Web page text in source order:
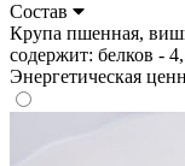
Состав
Крупа пшенная,
содержит: белков -
Энергетическая